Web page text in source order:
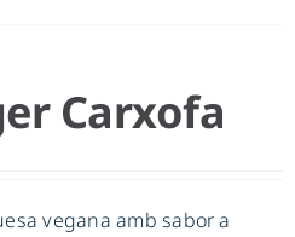
Carxofa
vegana amb sabor a